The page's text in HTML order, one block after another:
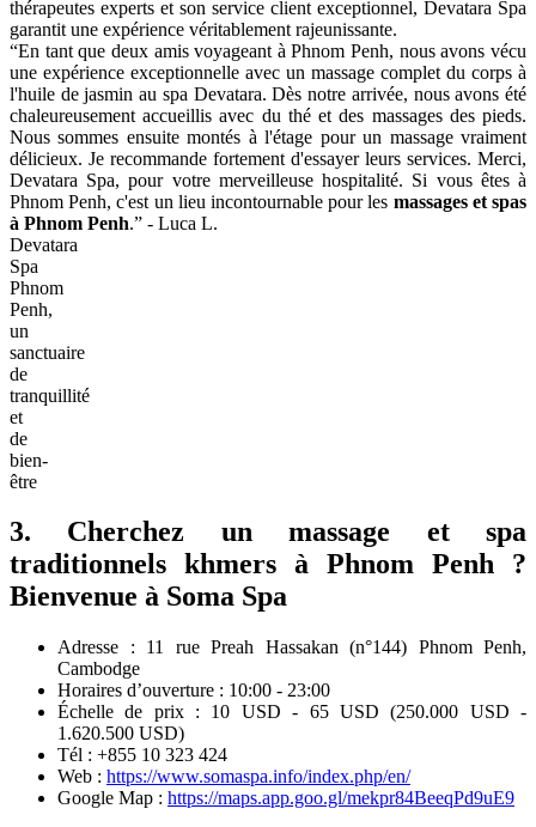
thérapeutes experts et son service client exceptionnel, Devatara Spa
garantit une expérience véritablement rajeunissante.
“En tant que deux amis voyageant à Phnom Penh, nous avons vécu
une expérience exceptionnelle avec un massage complet du corps à
l'huile de jasmin au spa Devatara. Dès notre arrivée, nous avons été
chaleureusement accueillis avec du thé et des massages des pieds.
Nous sommes ensuite montés à l'étage pour un massage vraiment
délicieux. Je recommande fortement d'essayer leurs services. Merci,
Devatara Spa, pour votre merveilleuse hospitalité. Si vous êtes à
Phnom Penh, c'est un lieu incontournable pour les massages et spas
à Phnom Penh.” - Luca L.
Devatara
Spa
Phnom
Penh,
un
sanctuaire
de
tranquillité
et
de
bien-
être
3. Cherchez un massage et spa
traditionnels khmers à Phnom Penh ?
Bienvenue à Soma Spa
Adresse : 11 rue Preah Hassakan (n°144) Phnom Penh,
Cambodge
Horaires d’ouverture : 10:00 - 23:00
Échelle de prix : 10 USD - 65 USD (250.000 USD -
1.620.500 USD)
Tél : +855 10 323 424
Web : https://www.somaspa.info/index.php/en/
Google Map : https://maps.app.goo.gl/mekpr84BeeqPd9uE9